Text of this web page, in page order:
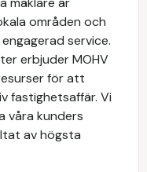
områden och
service.
erbjuder MOHV
för att
fastighetsaffär. Vi
våra kunders
av högsta